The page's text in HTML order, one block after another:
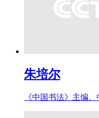
朱培尔
《中国书法》主编